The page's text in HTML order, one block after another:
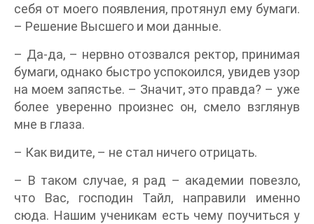
себя от моего появления, протянул ему бумаги.
– Решение Высшего и мои данные.
– Да-да, – нервно отозвался ректор, принимая
бумаги, однако быстро успокоился, увидев узор
на моем запястье. – Значит, это правда? – уже
более уверенно произнес он, смело взглянув
мне в глаза.
– Как видите, – не стал ничего отрицать.
– В таком случае, я рад – академии повезло,
что Вас, господин Тайл, направили именно
сюда. Нашим ученикам есть чему поучиться у